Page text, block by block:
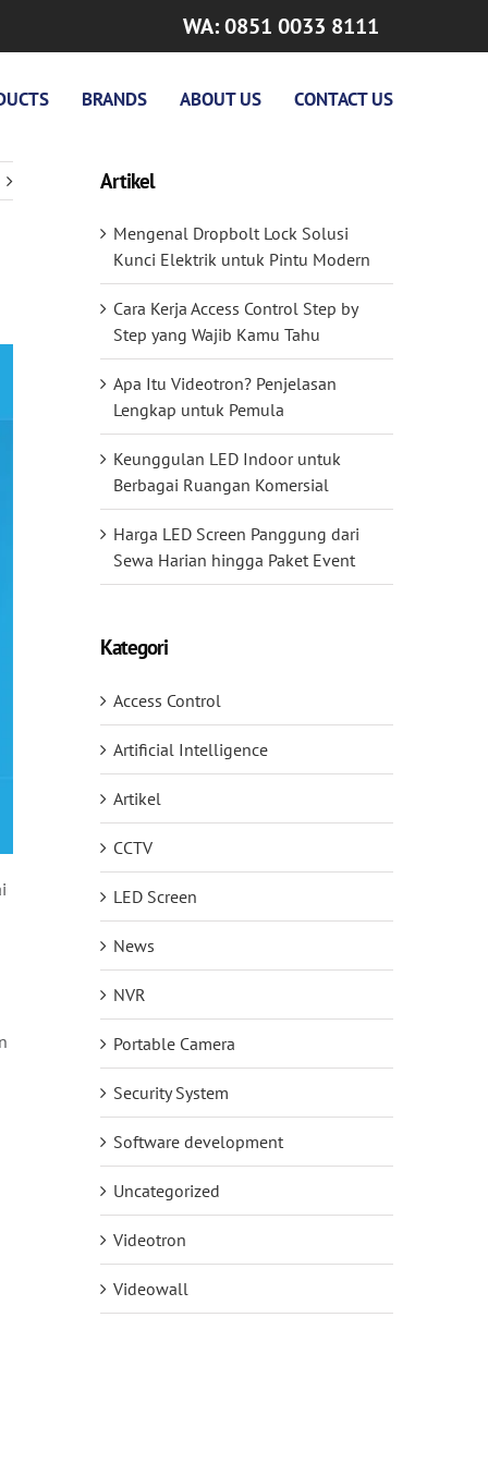
WA: 0851 0033 8111
BRANDS ABOUT US CONTACT US
Artikel
Mengenal Dropbolt Lock Solusi
Kunci Elektrik untuk Pintu Modern
Cara Kerja Access Control Step by
Step yang Wajib Kamu Tahu
Apa Itu Videotron? Penjelasan
Lengkap untuk Pemula
Keunggulan LED Indoor untuk
Berbagai Ruangan Komersial
Harga LED Screen Panggung dari
Sewa Harian hingga Paket Event
Kategori
Access Control
Artificial Intelligence
Artikel
CCTV
LED Screen
News
NVR
Portable Camera
Security System
Software development
Uncategorized
Videotron
Videowall